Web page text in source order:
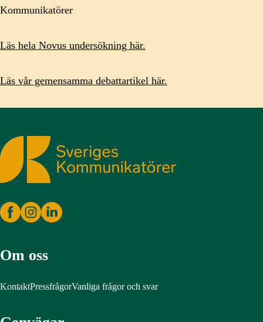
Kommunikatörer
Läs hela Novus undersökning här.
Läs vår gemensamma debattartikel här.
Sveriges Kommunikatörer
Om oss
KontaktPressfrågorVanliga frågor och svar